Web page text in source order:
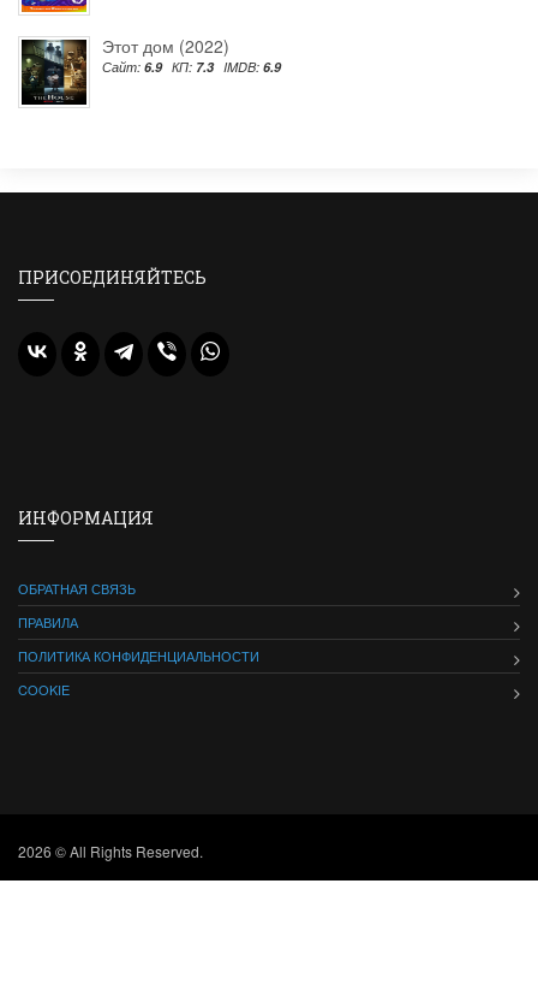
Этот дом (2022)
Сайт: 6.9 КП: 7.3 IMDB: 6.9
ПРИСОЕДИНЯЙТЕСЬ
ИНФОРМАЦИЯ
ОБРАТНАЯ СВЯЗЬ
ПРАВИЛА
ПОЛИТИКА КОНФИДЕНЦИАЛЬНОСТИ
COOKIE
2026 © All Rights Reserved.